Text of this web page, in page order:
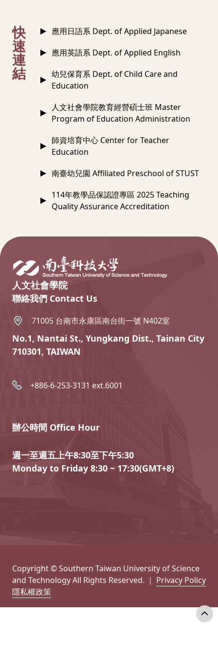
快
速
連
結
應用日語系 Dept. of Applied Japanese
應用英語系 Dept. of Applied English
幼兒保育系 Dept. of Child Care and
Education
人文社會學院教育經營碩士班 Master
Program of Education Administration
師資培育中心 Center for Teacher
Education
南臺幼兒園 Affiliated Preschool of STUST
114年教學品保認證專區 2025 Teaching
Quality Assurance Accreditation
人文社會學院
聯絡我們 Contact Us
71005 台南市永康區南台街一號 N402室
No.1, Nantai St., Yungkang Dist., Tainan City
710301, TAIWAN
+886-6-253-3131 ext.6001
辦公時間 Office Hour
週一至週五上午8:30至下午5:30
Monday to Friday 8:30 ~ 17:30(GMT+8)
Copyright © Southern Taiwan University of Science
and Technology All Rights Reserved. ｜ Privacy Policy
隱私權政策